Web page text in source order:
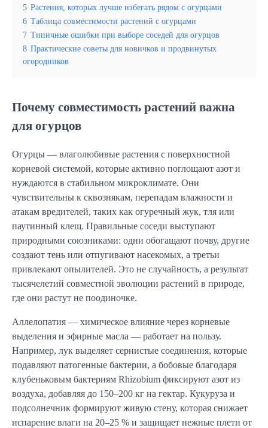
5 Растения, которых лучше избегать рядом с огурцами
6 Таблица совместимости растений с огурцами
7 Типичные ошибки при выборе соседей для огурцов
8 Практические советы для новичков и продвинутых
огородников
Почему совместимость растений важна
для огурцов
Огурцы — влаголюбивые растения с поверхностной
корневой системой, которые активно поглощают азот и
нуждаются в стабильном микроклимате. Они
чувствительны к сквознякам, перепадам влажности и
атакам вредителей, таких как огуречный жук, тля или
паутинный клещ. Правильные соседи выступают
природными союзниками: одни обогащают почву, другие
создают тень или отпугивают насекомых, а третьи
привлекают опылителей. Это не случайность, а результат
тысячелетий совместной эволюции растений в природе,
где они растут не поодиночке.
Аллелопатия — химическое влияние через корневые
выделения и эфирные масла — работает на пользу.
Например, лук выделяет сернистые соединения, которые
подавляют патогенные бактерии, а бобовые благодаря
клубеньковым бактериям Rhizobium фиксируют азот из
воздуха, добавляя до 150–200 кг на гектар. Кукуруза и
подсолнечник формируют живую стену, которая снижает
испарение влаги на 20–25 % и защищает нежные плети от